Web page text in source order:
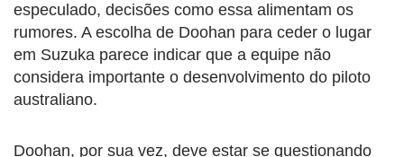
especulado, decisões como essa alimentam os
rumores. A escolha de Doohan para ceder o lugar
em Suzuka parece indicar que a equipe não
considera importante o desenvolvimento do piloto
australiano.
Doohan, por sua vez, deve estar se questionando